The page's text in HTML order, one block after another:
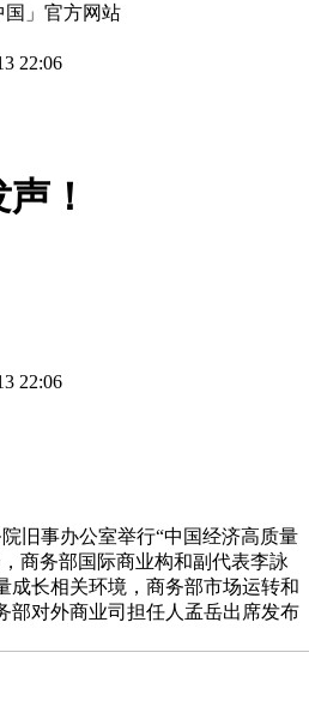
国」官方网站
22:06
！
22:06
事办公室举行“中国经济高质量
商务部国际商业构和副代表李詠
成长相关环境，商务部市场运转和
部对外商业司担任人孟岳出席发布